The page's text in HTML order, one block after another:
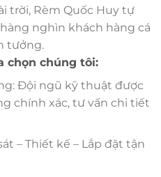
trời, Rèm Quốc Huy tự
nghìn khách hàng cá
tưởng.
chọn chúng tôi:
Đội ngũ kỹ thuật được
chính xác, tư vấn chi tiết
– Thiết kế – Lắp đặt tận